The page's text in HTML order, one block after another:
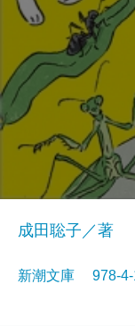
成田聡子／著
新潮文庫 978-